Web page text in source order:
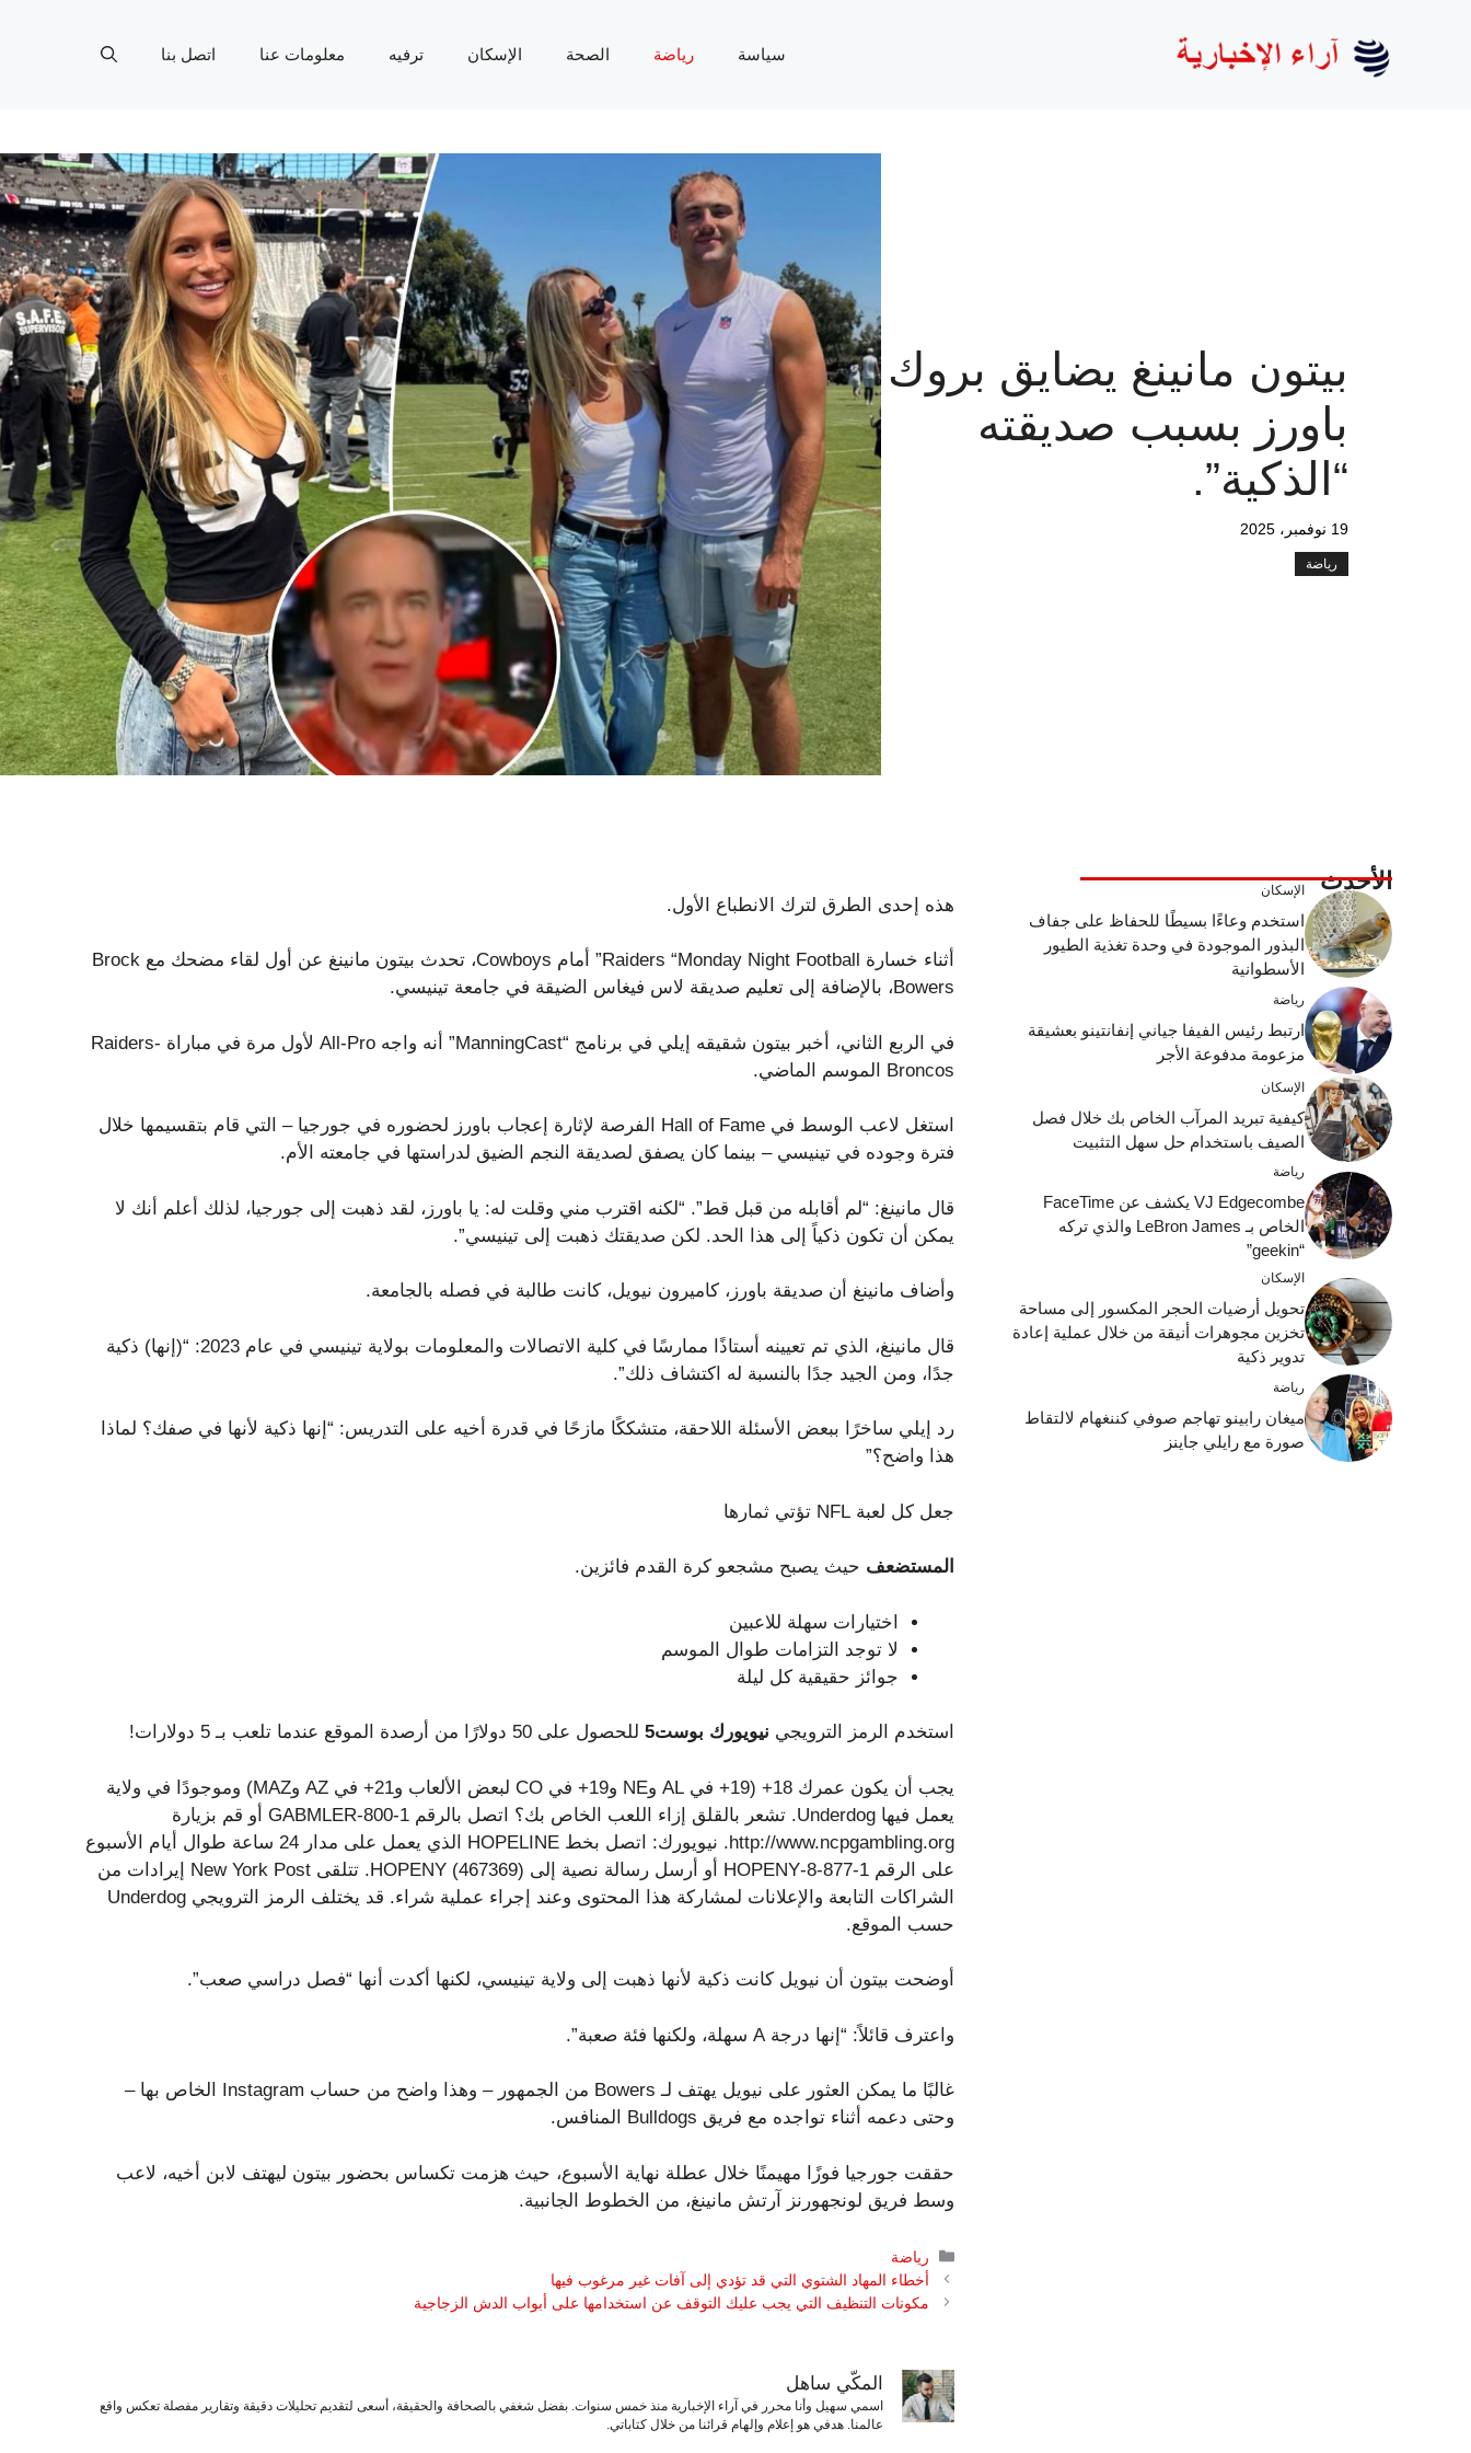
سياسة رياضة الصحة الإسكان ترفيه معلومات عنا اتصل بنا
بيتون مانينغ يضايق بروك
باورز بسبب صديقته
“الذكية”.
19 نوفمبر، 2025
رياضة
هذه إحدى الطرق لترك الانطباع الأول.
أثناء خسارة Raiders “Monday Night Football” أمام Cowboys، تحدث بيتون مانينغ عن أول لقاء مضحك مع Brock
Bowers، بالإضافة إلى تعليم صديقة لاس فيغاس الضيقة في جامعة تينيسي.
في الربع الثاني، أخبر بيتون شقيقه إيلي في برنامج “ManningCast” أنه واجه All-Pro لأول مرة في مباراة Raiders-
Broncos الموسم الماضي.
استغل لاعب الوسط في Hall of Fame الفرصة لإثارة إعجاب باورز لحضوره في جورجيا – التي قام بتقسيمها خلال
فترة وجوده في تينيسي – بينما كان يصفق لصديقة النجم الضيق لدراستها في جامعته الأم.
قال مانينغ: “لم أقابله من قبل قط”. “لكنه اقترب مني وقلت له: يا باورز، لقد ذهبت إلى جورجيا، لذلك أعلم أنك لا
يمكن أن تكون ذكياً إلى هذا الحد. لكن صديقتك ذهبت إلى تينيسي”.
وأضاف مانينغ أن صديقة باورز، كاميرون نيويل، كانت طالبة في فصله بالجامعة.
قال مانينغ، الذي تم تعيينه أستاذًا ممارسًا في كلية الاتصالات والمعلومات بولاية تينيسي في عام 2023: “(إنها) ذكية
جدًا، ومن الجيد جدًا بالنسبة له اكتشاف ذلك”.
رد إيلي ساخرًا ببعض الأسئلة اللاحقة، متشككًا مازحًا في قدرة أخيه على التدريس: “إنها ذكية لأنها في صفك؟ لماذا
هذا واضح؟”
جعل كل لعبة NFL تؤتي ثمارها
المستضعف حيث يصبح مشجعو كرة القدم فائزين.
اختيارات سهلة للاعبين
لا توجد التزامات طوال الموسم
جوائز حقيقية كل ليلة
استخدم الرمز الترويجي نيويورك بوست5 للحصول على 50 دولارًا من أرصدة الموقع عندما تلعب بـ 5 دولارات!
يجب أن يكون عمرك 18+ (19+ في AL وNE و19+ في CO لبعض الألعاب و21+ في AZ وMAZ) وموجودًا في ولاية
يعمل فيها Underdog. تشعر بالقلق إزاء اللعب الخاص بك؟ اتصل بالرقم 1-800-GABMLER أو قم بزيارة
http://www.ncpgambling.org. نيويورك: اتصل بخط HOPELINE الذي يعمل على مدار 24 ساعة طوال أيام الأسبوع
على الرقم 1-877-8-HOPENY أو أرسل رسالة نصية إلى HOPENY (467369). تتلقى New York Post إيرادات من
الشراكات التابعة والإعلانات لمشاركة هذا المحتوى وعند إجراء عملية شراء. قد يختلف الرمز الترويجي Underdog
حسب الموقع.
أوضحت بيتون أن نيويل كانت ذكية لأنها ذهبت إلى ولاية تينيسي، لكنها أكدت أنها “فصل دراسي صعب”.
واعترف قائلاً: “إنها درجة A سهلة، ولكنها فئة صعبة”.
غالبًا ما يمكن العثور على نيويل يهتف لـ Bowers من الجمهور – وهذا واضح من حساب Instagram الخاص بها –
وحتى دعمه أثناء تواجده مع فريق Bulldogs المنافس.
حققت جورجيا فوزًا مهيمنًا خلال عطلة نهاية الأسبوع، حيث هزمت تكساس بحضور بيتون ليهتف لابن أخيه، لاعب
وسط فريق لونجهورنز آرتش مانينغ، من الخطوط الجانبية.
التصنيفات
رياضة
أخطاء المهاد الشتوي التي قد تؤدي إلى آفات غير مرغوب فيها
مكونات التنظيف التي يجب عليك التوقف عن استخدامها على أبواب الدش الزجاجية
المكّي ساهل
اسمي سهيل وأنا محرر في آراء الإخبارية منذ خمس سنوات. بفضل شغفي بالصحافة والحقيقة، أسعى لتقديم تحليلات دقيقة وتقارير مفصلة تعكس واقع
عالمنا. هدفي هو إعلام وإلهام قرائنا من خلال كتاباتي.
الأحدث الإسكان
استخدم وعاءًا بسيطًا للحفاظ على جفاف
البذور الموجودة في وحدة تغذية الطيور
الأسطوانية
رياضة
ارتبط رئيس الفيفا جياني إنفانتينو بعشيقة
مزعومة مدفوعة الأجر
الإسكان
كيفية تبريد المرآب الخاص بك خلال فصل
الصيف باستخدام حل سهل التثبيت
رياضة
VJ Edgecombe يكشف عن FaceTime
الخاص بـ LeBron James والذي تركه
“geekin”
الإسكان
تحويل أرضيات الحجر المكسور إلى مساحة
تخزين مجوهرات أنيقة من خلال عملية إعادة
تدوير ذكية
رياضة
ميغان رابينو تهاجم صوفي كننغهام لالتقاط
صورة مع رايلي جاينز